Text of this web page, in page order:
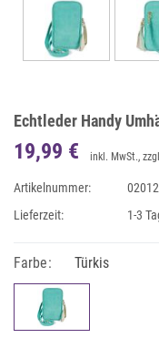
Echtleder Handy
19,99 € inkl. MwSt.,
Artikelnummer:
Lieferzeit:
1-3
Farbe: Türkis